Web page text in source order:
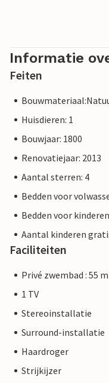
Informatie
Feiten
Huisdieren: 1
Bouwjaar: 1800
Renovatiejaar: 2013
Aantal sterren: 4
Bedden voor
Bedden voor
Aantal kinderen
Faciliteiten
Privé zwembad : 55
1 TV
Stereoinstallatie
Surround-installatie
Haardroger
Strijkijzer